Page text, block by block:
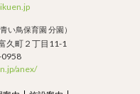
青い鳥保育園 分園）
久町２丁目11-1
0958
anex/